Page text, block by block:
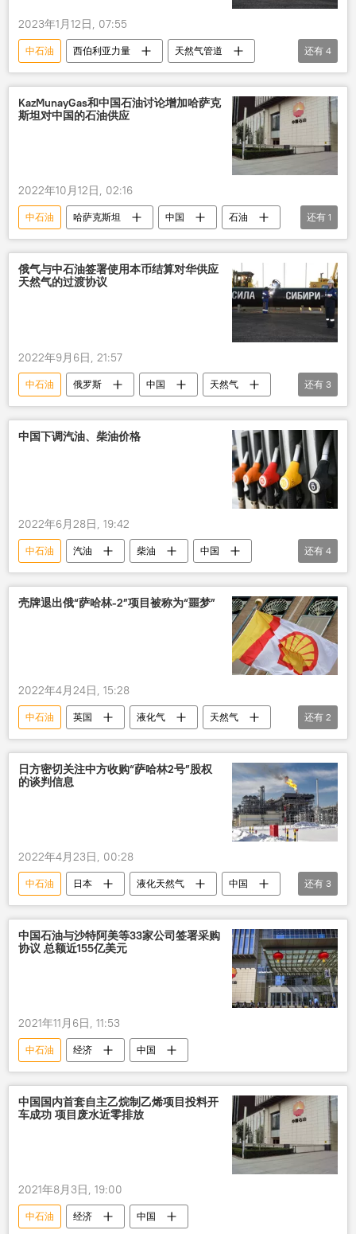
2023年1月12日, 07:55
中石油 西伯利亚力量
天然气管道
维修
俄罗斯 讨论 计划
还有 4
KazMunayGas和中国石油讨论增加哈萨克
斯坦对中国的石油供应
2022年10月12日, 02:16
中石油 哈萨克斯坦 中国
石油
供应
还有 1
俄气与中石油签署使用本币结算对华供应
天然气的过渡协议
2022年9月6日, 21:57
中石油 俄罗斯 中国
天然气
协议
俄中关系 西伯利亚力量
还有 3
中国下调汽油、柴油价格
2022年6月28日, 19:42
中石油 汽油 柴油
中国
油价
价格 经济 中海油
还有 4
壳牌退出俄“萨哈林-2”项目被称为“噩梦”
2022年4月24日, 15:28
中石油 英国 液化气
天然气
壳牌
经济
还有 2
日方密切关注中方收购“萨哈林2号”股权
的谈判信息
2022年4月23日, 00:28
中石油 日本 液化天然气
中国
天然气
交易 经济
还有 3
中国石油与沙特阿美等33家公司签署采购
协议 总额近155亿美元
2021年11月6日, 11:53
中石油 经济 中国
中国国内首套自主乙烷制乙烯项目投料开
车成功 项目废水近零排放
2021年8月3日, 19:00
中石油 经济 中国